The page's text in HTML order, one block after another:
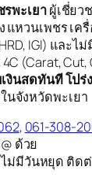
พะเยาผู้เชี่ยว
แหวนเพชร เค
IGI) และไ
(Carat, Cut,
งินสดทันที โปร่
นจังหวัดพะเยา
, 061-308-
ด้วย
ม่มีวันหยุด ติด